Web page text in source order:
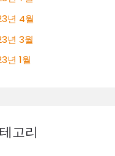
년 4월
년 3월
년 1월
고리